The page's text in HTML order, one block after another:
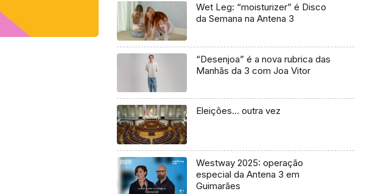
Wet Leg: “moisturizer” é Disco
da Semana na Antena 3
“Desenjoa” é a nova rubrica das
Manhãs da 3 com Joa Vitor
Eleições… outra vez
Westway 2025: operação
especial da Antena 3 em
Guimarães